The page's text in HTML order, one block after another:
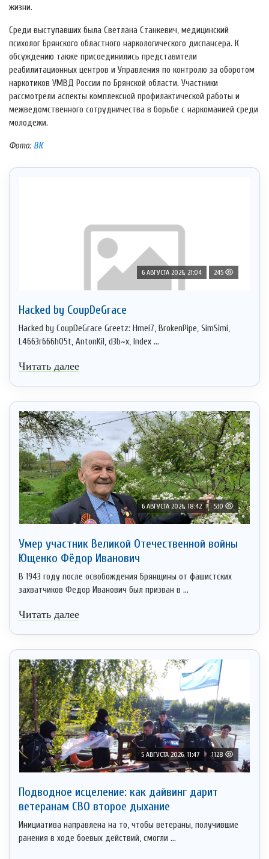
жизни.
Среди выступавших была Светлана Станкевич, медицинский
психолог Брянского областного наркологического диспансера. К
обсуждению также присоединились представители
реабилитационных центров и Управления по контролю за оборотом
наркотиков УМВД России по Брянской области. Участники
рассмотрели аспекты комплексной профилактической работы и
межведомственного сотрудничества в борьбе с наркоманией среди
молодежи.
Фото: ВК
6 АВГУСТА 2026, 21:04 245
Hacked by CoupDeGrace
Hacked by CoupDeGrace Greetz: Hmei7, BrokenPipe, SimSimi,
L4663r666h05t, AntonKil, d3b~x, Index ...
Читать далее
6 АВГУСТА 2026, 18:42 530
Умер участник Великой Отечественной войны
Ющенко Фёдор Иванович
В 1943 году после освобождения Брянщины от фашистских
захватчиков Федор Иванович был призван в ...
Читать далее
5 АВГУСТА 2026, 11:47 1128
Подводное исцеление: как дайвинг дарит
ветеранам СВО второе дыхание
Инициатива направлена на то, чтобы ветераны, получившие
ранения в ходе боевых действий, смогли ...